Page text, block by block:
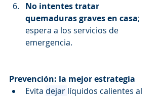
No intentes tratar
quemaduras graves en casa;
espera a los servicios de
emergencia.
Prevención: la mejor estrategia
Evita dejar líquidos calientes al